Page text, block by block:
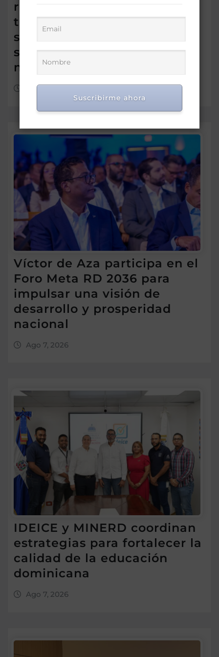
resultados del segundo
trimestre de 2026 y reafirma
su compromiso con la
seguridad energética
nacional
Ago 7, 2026
Víctor de Aza participa en el
Foro Meta RD 2036 para
impulsar una visión de
desarrollo y prosperidad
nacional
Ago 7, 2026
IDEICE y MINERD coordinan
estrategias para fortalecer la
calidad de la educación
dominicana
Ago 7, 2026
Suscribirme ahora